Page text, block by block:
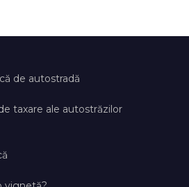
de autostradă
taxare ale autostrăzilor